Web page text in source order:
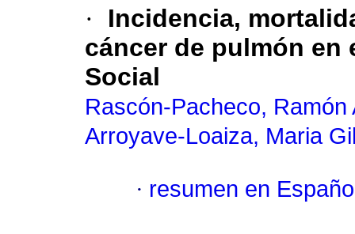
·
Incidencia,
cáncer de pulmón en
Social
Rascón-Pacheco, Ramón
Arroyave-Loaiza, Maria
· resumen en